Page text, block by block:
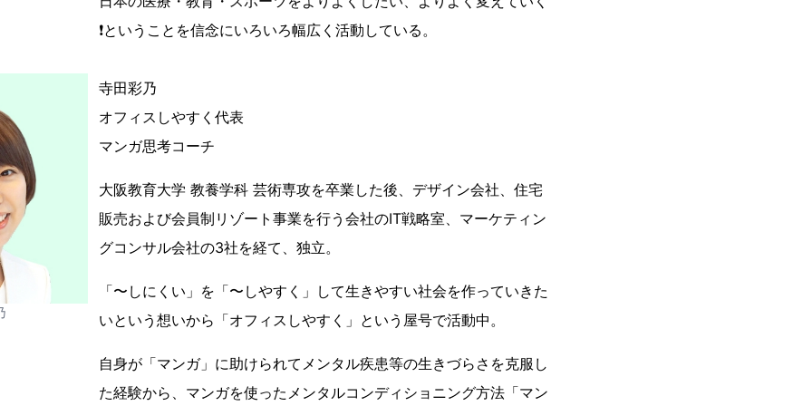
❗️ということを信念にいろいろ幅広く活動している。
寺田彩乃
オフィスしやすく代表
マンガ思考コーチ
大阪教育大学 教養学科 芸術専攻を卒業した後、デザイン会社、住宅
販売および会員制リゾート事業を行う会社のIT戦略室、マーケティン
グコンサル会社の3社を経て、独立。
「〜しにくい」を「〜しやすく」して生きやすい社会を作っていきた
いという想いから「オフィスしやすく」という屋号で活動中。
自身が「マンガ」に助けられてメンタル疾患等の生きづらさを克服し
た経験から、マンガを使ったメンタルコンディショニング方法「マン